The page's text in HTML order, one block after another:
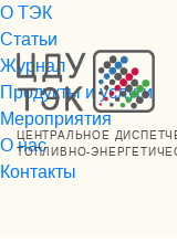
ЦЕНТРАЛЬНОЕ
ТОПЛИВНО-
О ТЭК
Статьи
Журнал
Продукты и услуги
Мероприятия
О нас
Контакты